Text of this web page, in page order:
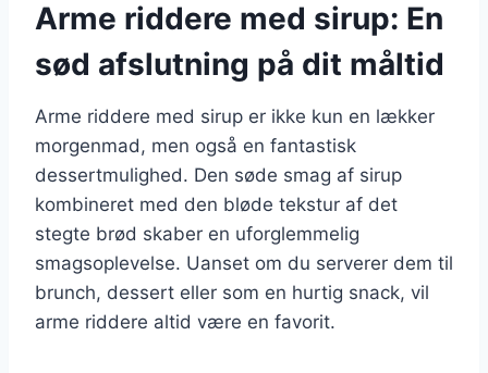
Arme riddere med sirup: En
sød afslutning på dit måltid
Arme riddere med sirup er ikke kun en lækker
morgenmad, men også en fantastisk
dessertmulighed. Den søde smag af sirup
kombineret med den bløde tekstur af det
stegte brød skaber en uforglemmelig
smagsoplevelse. Uanset om du serverer dem til
brunch, dessert eller som en hurtig snack, vil
arme riddere altid være en favorit.